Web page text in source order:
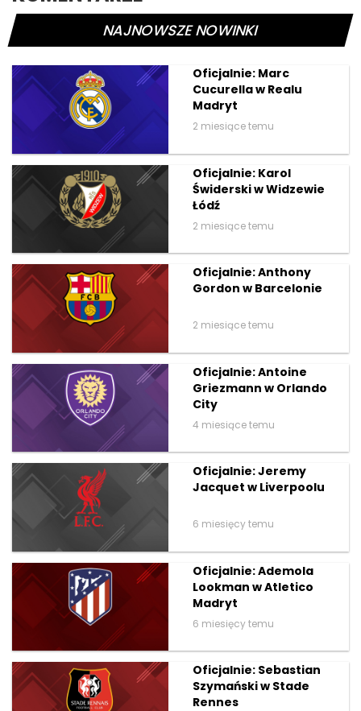
NAJNOWSZE NOWINKI
Oficjalnie: Marc
Cucurella w Realu
Madryt
2 miesiące temu
Oficjalnie: Karol
Świderski w Widzewie
Łódź
2 miesiące temu
Oficjalnie: Anthony
Gordon w Barcelonie
2 miesiące temu
Oficjalnie: Antoine
Griezmann w Orlando
City
4 miesiące temu
Oficjalnie: Jeremy
Jacquet w Liverpoolu
6 miesięcy temu
Oficjalnie: Ademola
Lookman w Atletico
Madryt
6 miesięcy temu
Oficjalnie: Sebastian
Szymański w Stade
Rennes